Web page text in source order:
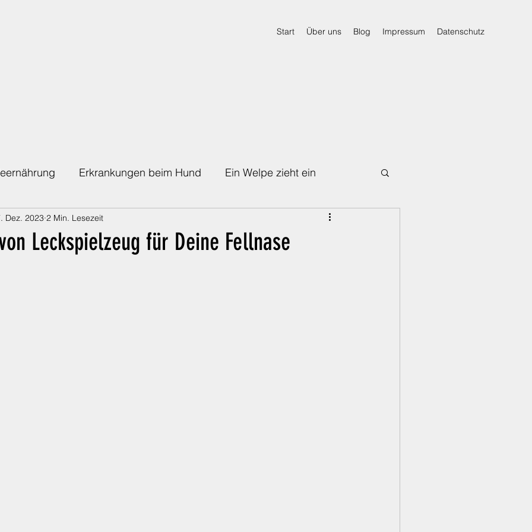
Start Über uns Blog Impressum Datenschutz
Erkrankungen beim Hund Ein Welpe zieht ein
Die richtige Absicherung Für den Notfall
Leckspielzeug für Deine Fellnase
Dez. 2023 2 Min. Lesezeit